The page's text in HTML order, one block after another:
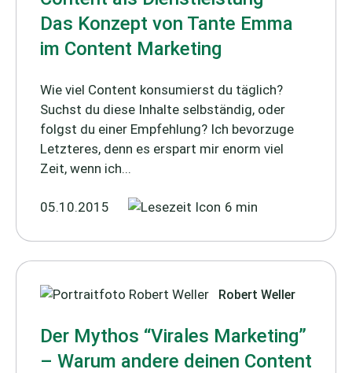
Das Konzept von Tante Emma
im Content Marketing
Wie viel Content konsumierst du täglich?
Suchst du diese Inhalte selbständig, oder
folgst du einer Empfehlung? Ich bevorzuge
Letzteres, denn es erspart mir enorm viel
Zeit, wenn ich...
05.10.2015 6 min
Robert Weller
Der Mythos “Virales Marketing”
– Warum andere deinen Content